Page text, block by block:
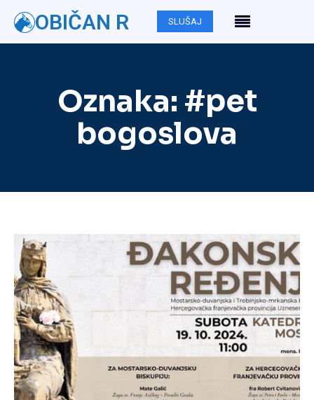
OBIČAN R SLUŠAJ
Oznaka: #pet
bogoslova